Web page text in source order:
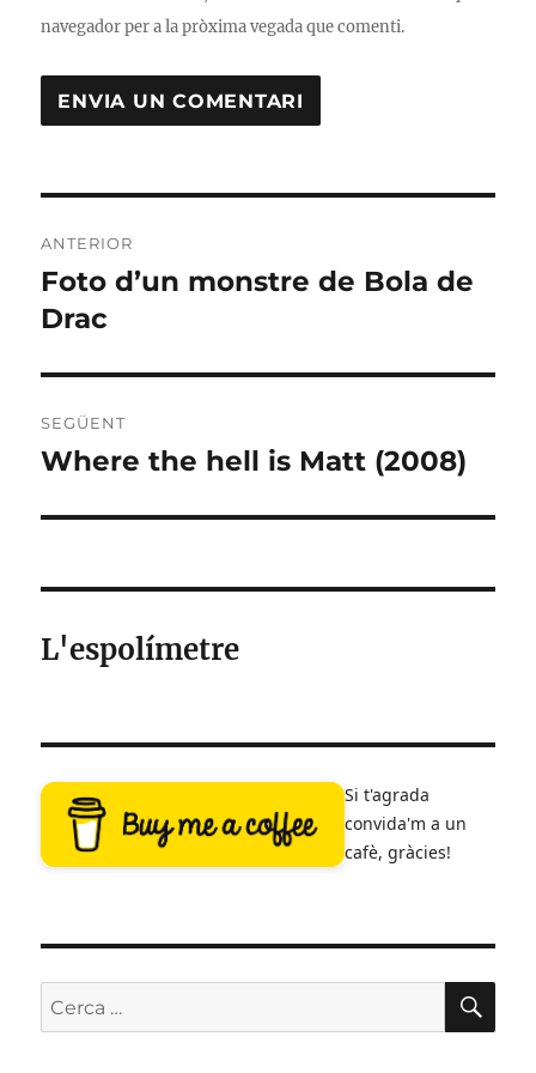
navegador per a la pròxima vegada que comenti.
d'entrades
ANTERIOR
Entrada
anterior:
Foto d’un monstre de Bola de
Drac
SEGÜENT
Entrada
Where the hell is Matt (2008)
L'espolímetre
Si t'agrada
convida'm a un
cafè, gràcies!
Cerca: